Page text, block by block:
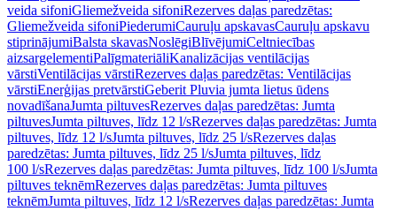
veida sifoniGliemežveida sifoniRezerves daļas paredzētas:
Gliemežveida sifoniPiederumiCauruļu apskavasCauruļu apskavu
stiprinājumiBalsta skavasNoslēgiBlīvējumiCeltniecības
aizsargelementiPalīgmateriāliKanalizācijas ventilācijas
vārstiVentilācijas vārstiRezerves daļas paredzētas: Ventilācijas
vārstiEnerģijas pretvārstiGeberit Pluvia jumta lietus ūdens
novadīšanaJumta piltuvesRezerves daļas paredzētas: Jumta
piltuvesJumta piltuves, līdz 12 l/sRezerves daļas paredzētas: Jumta
piltuves, līdz 12 l/sJumta piltuves, līdz 25 l/sRezerves daļas
paredzētas: Jumta piltuves, līdz 25 l/sJumta piltuves, līdz
100 l/sRezerves daļas paredzētas: Jumta piltuves, līdz 100 l/sJumta
piltuves teknēmRezerves daļas paredzētas: Jumta piltuves
teknēmJumta piltuves, līdz 12 l/sRezerves daļas paredzētas: Jumta